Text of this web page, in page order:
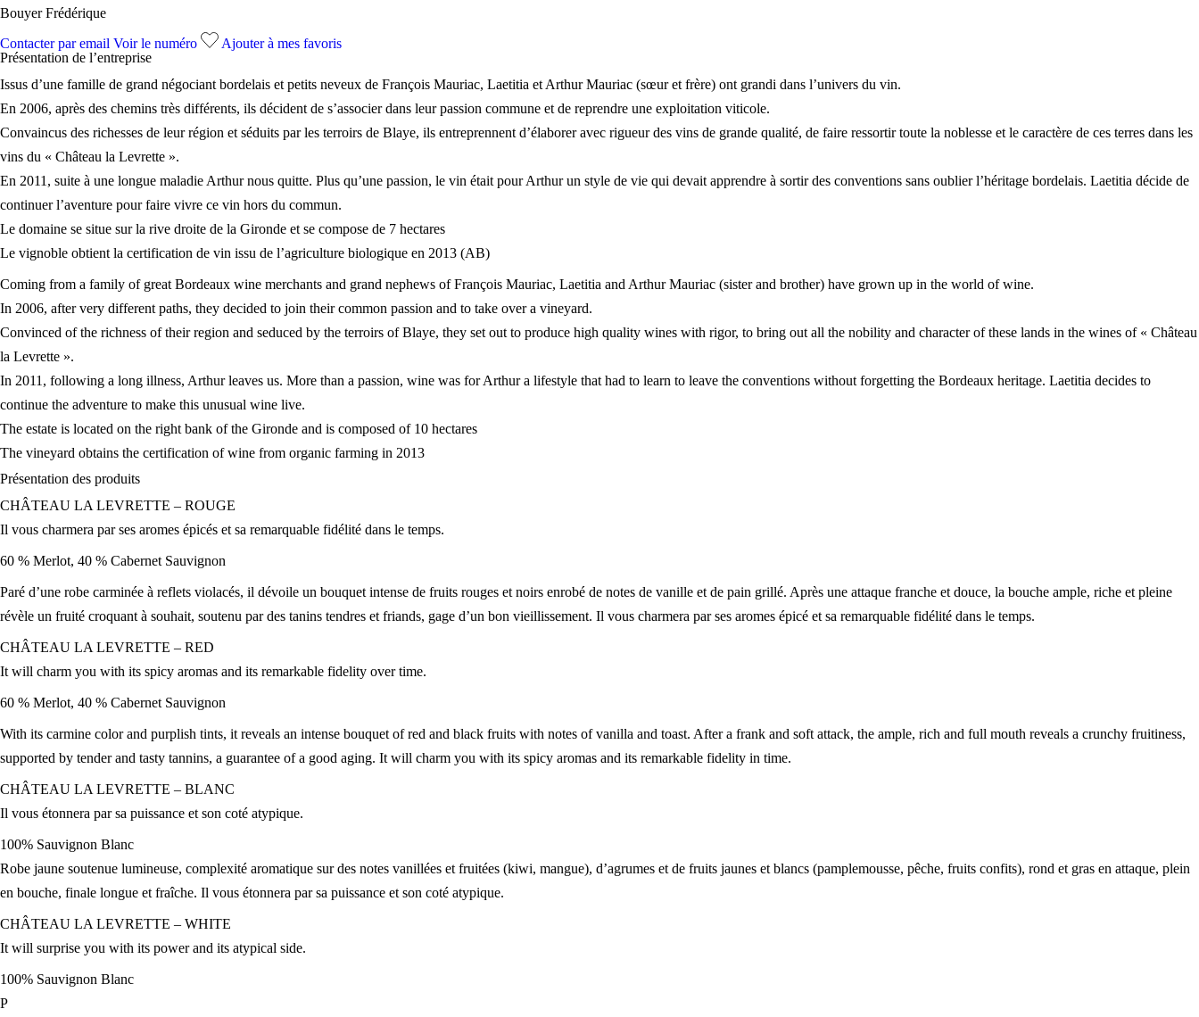
Bouyer Frédérique
Contacter par email Voir le numéro
Ajouter à mes favoris
Présentation de l’entreprise
Issus d’une famille de grand négociant bordelais et petits neveux de François Mauriac, Laetitia et Arthur Mauriac (sœur et frère) ont grandi dans l’univers du vin.
En 2006, après des chemins très différents, ils décident de s’associer dans leur passion commune et de reprendre une exploitation viticole.
Convaincus des richesses de leur région et séduits par les terroirs de Blaye, ils entreprennent d’élaborer avec rigueur des vins de grande qualité, de faire ressortir toute la noblesse et le caractère de ces terres dans les
vins du « Château la Levrette ».
En 2011, suite à une longue maladie Arthur nous quitte. Plus qu’une passion, le vin était pour Arthur un style de vie qui devait apprendre à sortir des conventions sans oublier l’héritage bordelais. Laetitia décide de
continuer l’aventure pour faire vivre ce vin hors du commun.
Le domaine se situe sur la rive droite de la Gironde et se compose de 7 hectares
Le vignoble obtient la certification de vin issu de l’agriculture biologique en 2013 (AB)
Coming from a family of great Bordeaux wine merchants and grand nephews of François Mauriac, Laetitia and Arthur Mauriac (sister and brother) have grown up in the world of wine.
In 2006, after very different paths, they decided to join their common passion and to take over a vineyard.
Convinced of the richness of their region and seduced by the terroirs of Blaye, they set out to produce high quality wines with rigor, to bring out all the nobility and character of these lands in the wines of « Château
la Levrette ».
In 2011, following a long illness, Arthur leaves us. More than a passion, wine was for Arthur a lifestyle that had to learn to leave the conventions without forgetting the Bordeaux heritage. Laetitia decides to
continue the adventure to make this unusual wine live.
The estate is located on the right bank of the Gironde and is composed of 10 hectares
The vineyard obtains the certification of wine from organic farming in 2013
Présentation des produits
CHÂTEAU LA LEVRETTE – ROUGE
Il vous charmera par ses aromes épicés et sa remarquable fidélité dans le temps.
60 % Merlot, 40 % Cabernet Sauvignon
Paré d’une robe carminée à reflets violacés, il dévoile un bouquet intense de fruits rouges et noirs enrobé de notes de vanille et de pain grillé. Après une attaque franche et douce, la bouche ample, riche et pleine
révèle un fruité croquant à souhait, soutenu par des tanins tendres et friands, gage d’un bon vieillissement. Il vous charmera par ses aromes épicé et sa remarquable fidélité dans le temps.
CHÂTEAU LA LEVRETTE – RED
It will charm you with its spicy aromas and its remarkable fidelity over time.
60 % Merlot, 40 % Cabernet Sauvignon
With its carmine color and purplish tints, it reveals an intense bouquet of red and black fruits with notes of vanilla and toast. After a frank and soft attack, the ample, rich and full mouth reveals a crunchy fruitiness,
supported by tender and tasty tannins, a guarantee of a good aging. It will charm you with its spicy aromas and its remarkable fidelity in time.
CHÂTEAU LA LEVRETTE – BLANC
Il vous étonnera par sa puissance et son coté atypique.
100% Sauvignon Blanc
Robe jaune soutenue lumineuse, complexité aromatique sur des notes vanillées et fruitées (kiwi, mangue), d’agrumes et de fruits jaunes et blancs (pamplemousse, pêche, fruits confits), rond et gras en attaque, plein
en bouche, finale longue et fraîche. Il vous étonnera par sa puissance et son coté atypique.
CHÂTEAU LA LEVRETTE – WHITE
It will surprise you with its power and its atypical side.
100% Sauvignon Blanc
P